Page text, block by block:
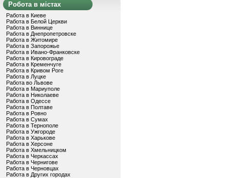
Робота в містах
Работа в Киеве
Работа в Белой Церкви
Работа в Виннице
Работа в Днепропетровске
Работа в Житомире
Работа в Запорожье
Работа в Ивано-Франковске
Работа в Кировограде
Работа в Кременчуге
Работа в Кривом Роге
Работа в Луцке
Работа во Львове
Работа в Мариуполе
Работа в Николаеве
Работа в Одессе
Работа в Полтаве
Работа в Ровно
Работа в Сумах
Работа в Тернополе
Работа в Ужгороде
Работа в Харькове
Работа в Херсоне
Работа в Хмельницком
Работа в Черкассах
Работа в Чернигове
Работа в Черновцах
Работа в Других городах